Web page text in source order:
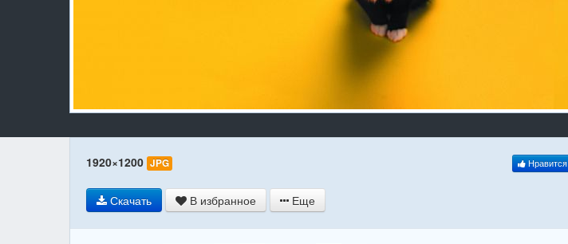
1920×1200 JPG Нравится
Скачать В избранное Еще